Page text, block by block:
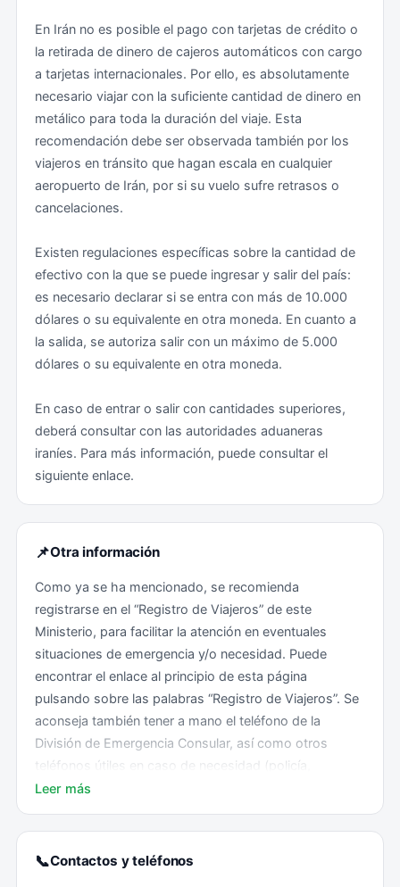
En Irán no es posible el pago con tarjetas de crédito o
la retirada de dinero de cajeros automáticos con cargo
a tarjetas internacionales. Por ello, es absolutamente
necesario viajar con la suficiente cantidad de dinero en
metálico para toda la duración del viaje. Esta
recomendación debe ser observada también por los
viajeros en tránsito que hagan escala en cualquier
aeropuerto de Irán, por si su vuelo sufre retrasos o
cancelaciones.
Existen regulaciones específicas sobre la cantidad de
efectivo con la que se puede ingresar y salir del país:
es necesario declarar si se entra con más de 10.000
dólares o su equivalente en otra moneda. En cuanto a
la salida, se autoriza salir con un máximo de 5.000
dólares o su equivalente en otra moneda.
En caso de entrar o salir con cantidades superiores,
deberá consultar con las autoridades aduaneras
iraníes. Para más información, puede consultar el
siguiente enlace.
📌Otra información
Como ya se ha mencionado, se recomienda
registrarse en el “Registro de Viajeros” de este
Ministerio, para facilitar la atención en eventuales
situaciones de emergencia y/o necesidad. Puede
encontrar el enlace al principio de esta página
pulsando sobre las palabras “Registro de Viajeros”. Se
aconseja también tener a mano el teléfono de la
División de Emergencia Consular, así como otros
teléfonos útiles en caso de necesidad (policía,
bomberos, hospitales, etc.).
Recomendaciones generales
Leer más
📞Contactos y teléfonos